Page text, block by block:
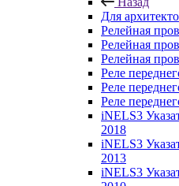
Для
Релейная
Релейная
Релейная
Реле
Реле
Реле
iNELS3
2018
iNELS3
2013
iNELS3